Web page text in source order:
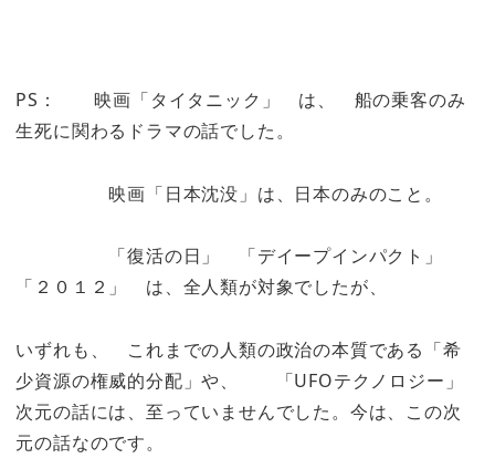
PS： 映画「タイタニック」 は、 船の乗客のみ
生死に関わるドラマの話でした。
映画「日本沈没」は、日本のみのこと。
「復活の日」 「デイープインパクト」
「２０１２」 は、全人類が対象でしたが、
いずれも、 これまでの人類の政治の本質である「希
少資源の権威的分配」や、 「UFOテクノロジー」
次元の話には、至っていませんでした。今は、この次
元の話なのです。